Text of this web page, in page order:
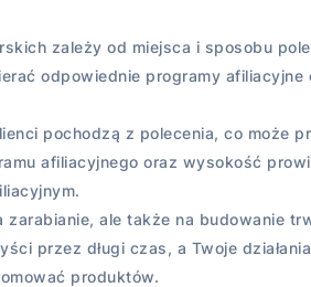
zależy od miejsca i sposobu
odpowiednie programy
pochodzą z polecenia, co może
afiliacyjnego oraz wysokość
ale także na budowanie
przez długi czas, a Twoje
produktów.